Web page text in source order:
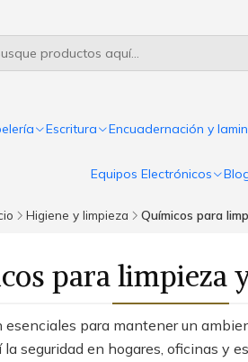
Escritura Encuadernación y
Equipos Electrónicos
Higiene y limpieza Químicos para
para limpieza
para mantener un
seguridad en hogares, oficinas y